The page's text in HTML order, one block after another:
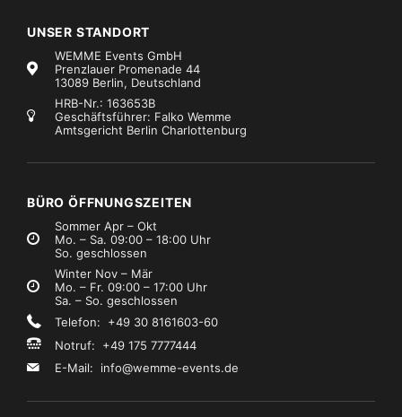
Heads Marke: Robe
MwSt.)
Moving Heads
(zzgl. MwSt.)
UNSER STANDORT
WEMME Events GmbH
Prenzlauer Promenade 44
13089 Berlin, Deutschland
HRB-Nr.: 163653B
Geschäftsführer: Falko Wemme
Amtsgericht Berlin Charlottenburg
BÜRO ÖFFNUNGSZEITEN
Sommer Apr – Okt
Mo. – Sa. 09:00 – 18:00 Uhr
So. geschlossen
Winter Nov – Mär
Mo. – Fr. 09:00 – 17:00 Uhr
Sa. – So. geschlossen
Telefon: +49 30 8161603-60
Notruf: +49 175 7777444
E-Mail: info@wemme-events.de